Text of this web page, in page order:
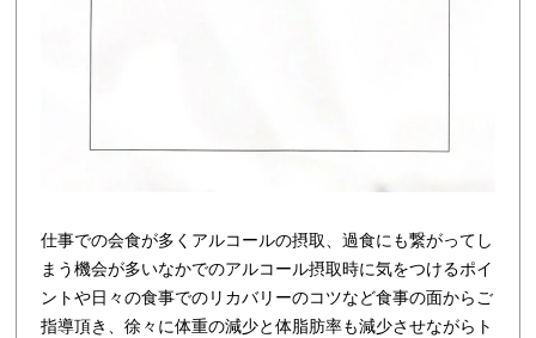
仕事での会食が多くアルコールの摂取、過食にも繋がってし
まう機会が多いなかでのアルコール摂取時に気をつけるポイ
ントや日々の食事でのリカバリーのコツなど食事の面からご
指導頂き、徐々に体重の減少と体脂肪率も減少させながらト